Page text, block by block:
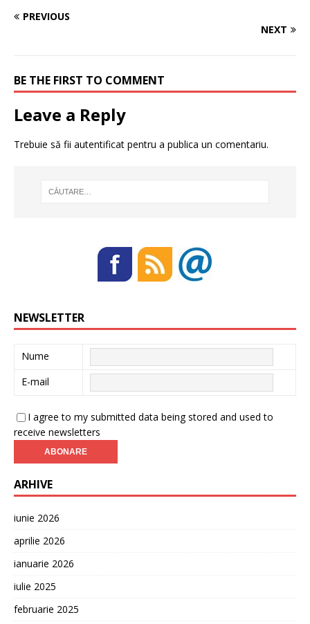
PREVIOUS
NEXT
BE THE FIRST TO COMMENT
Leave a Reply
Trebuie să fii autentificat pentru a publica un comentariu.
NEWSLETTER
Nume
E-mail
I agree to my submitted data being stored and used to
receive newsletters
ARHIVE
iunie 2026
aprilie 2026
ianuarie 2026
iulie 2025
februarie 2025